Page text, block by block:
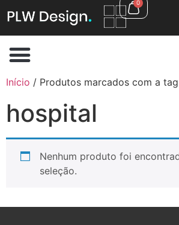
0
Início / Produtos marcados com a tag
hospital
Nenhum produto foi
seleção.